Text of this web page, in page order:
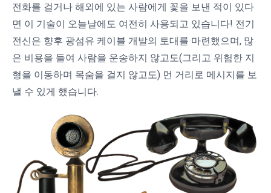
전화를 걸거나 해외에 있는 사람에게 꽃을 보낸 적이 있다
면 이 기술이 오늘날에도 여전히 사용되고 있습니다! 전기
전신은 향후 광섬유 케이블 개발의 토대를 마련했으며, 많
은 비용을 들여 사람을 운송하지 않고도(그리고 위험한 지
형을 이동하며 목숨을 걸지 않고도) 먼 거리로 메시지를 보
낼 수 있게 했습니다.